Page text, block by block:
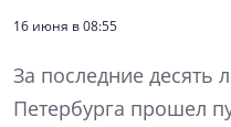
16 июня в 08:55
За последние десять
Петербурга прошел